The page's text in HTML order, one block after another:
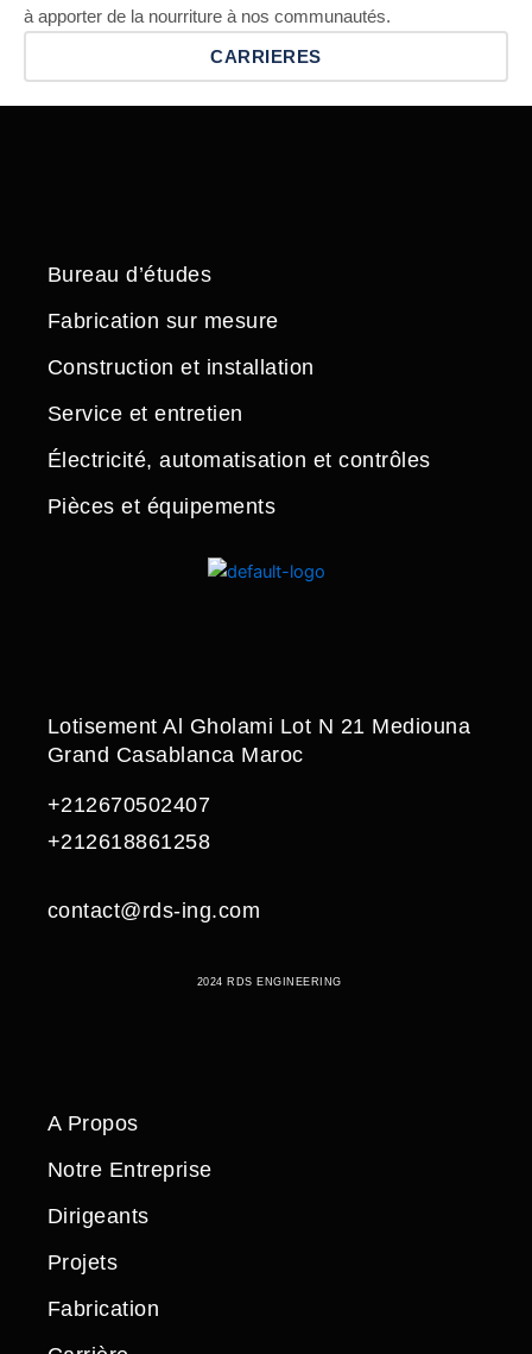
à apporter de la nourriture à nos communautés.
CARRIERES
Bureau d’études
Fabrication sur mesure
Construction et installation
Service et entretien
Électricité, automatisation et contrôles
Pièces et équipements
Lotisement Al Gholami Lot N 21 Mediouna
Grand Casablanca Maroc
+212670502407
+212618861258
contact@rds-ing.com
2024 RDS ENGINEERING
A Propos
Notre Entreprise
Dirigeants
Projets
Fabrication